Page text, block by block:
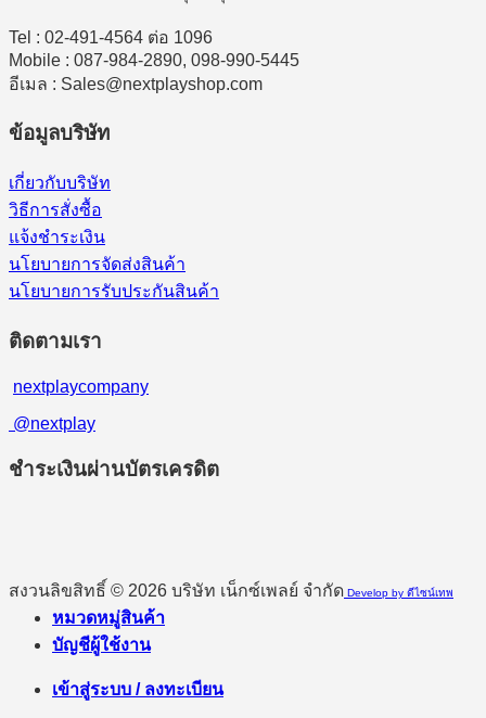
Tel : 02-491-4564 ต่อ 1096
Mobile : 087-984-2890, 098-990-5445
อีเมล : Sales@nextplayshop.com
ข้อมูลบริษัท
เกี่ยวกับบริษัท
วิธีการสั่งซื้อ
แจ้งชำระเงิน
นโยบายการจัดส่งสินค้า
นโยบายการรับประกันสินค้า
ติดตามเรา
nextplaycompany
@nextplay
ชำระเงินผ่านบัตรเครดิต
สงวนลิขสิทธิ์ © 2026 บริษัท เน็กซ์เพลย์ จำกัด Develop by ดีไซน์เทพ
หมวดหมู่สินค้า
บัญชีผู้ใช้งาน
เข้าสู่ระบบ / ลงทะเบียน